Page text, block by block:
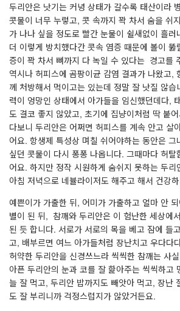
두리안은 낫기는 커녕 상태가 갈수록 태산이라
콧물이 너무 누렇고, 콧 속까지 꽉 차서 숨을 쉬
가 나나 싶을 정도로 빨간 눈물이 쉴새없이 흘
더 이렇게 방치했다간 콧속 염증 때문에 볼이
증이 꽉 차서 뼈까지 다 녹일 수 있다는 경고를
역시나 허피스에 곰팡이균 감염 결과가 나왔고,
께 처방해서 먹이고는 있는데 정말 잘 낫질 않습
력이 엉망인 상태에서 아가들을 임신했던데다,
도 결코 좋지 않았고, 초기에 집냥이처럼 딱 붙
다보니 두리안은 어쩌면 허피스를 계속 안고 살
어요. 항생제 특성상 며칠 쉬어야하는 동안은
싶던 콧물이 다시 퐁퐁 나옵니다. 그때마다 허
어요. 하지만 정작 시원하게 숨쉬지 못하는 두
아침 저녁으로 네뷸라이저도 해주고 해서 건강
예쁜이가 가출한 뒤, 어미가 가출하고 얼마 안
별이 된 뒤, 참깨와 두리안은 이 험난한 세상에
된 듯 합니다. 서로가 서로의 목을 베고 잠에 들
고, 배부르면 여느 아가들처럼 장난치고 우다다
허약한 두리안을 신경쓰느라 씩씩한 참깨는 사
아픈 두리안의 눈과 코를 잘 핥아주는 씩씩하고
늘 잘 먹고, 두리안 밥까지도 빼앗아 먹고, 장난
도 잘 부리니까 걱정스럽지가 않았거든요.